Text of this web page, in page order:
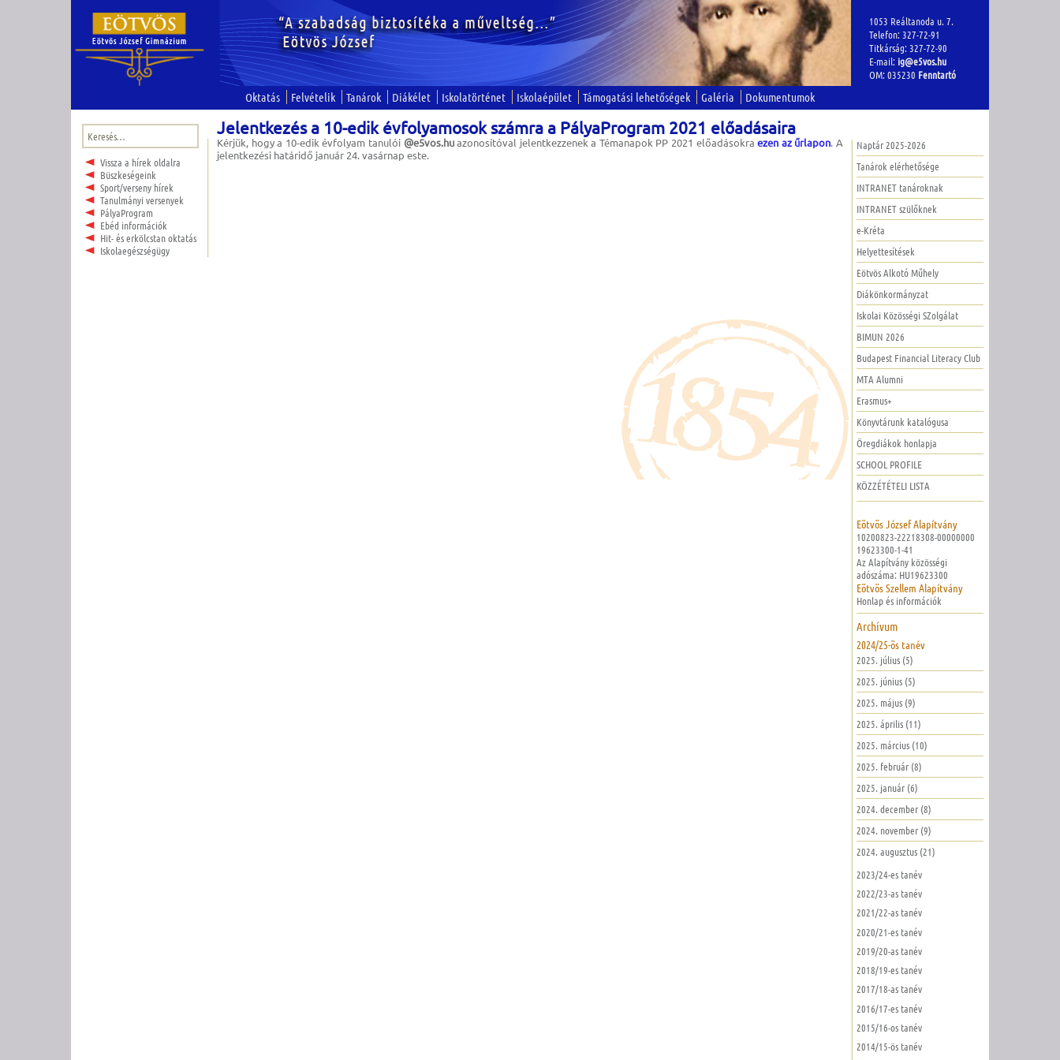
1053 Reáltanoda u. 7.
Telefon: 327-72-91
Titkárság: 327-72-90
E-mail: ig@e5vos.hu
OM: 035230 Fenntartó
Oktatás Felvételik Tanárok Diákélet Iskolatörténet Iskolaépület Támogatási lehetőségek Galéria Dokumentumok
Keresés:
Vissza a hírek oldalra
Büszkeségeink
Sport/verseny hírek
Tanulmányi versenyek
PályaProgram
Ebéd információk
Hit- és erkölcstan oktatás
Iskolaegészségügy
Jelentkezés a 10-edik évfolyamosok számra a PályaProgram 2021 előadásaira
Kérjük, hogy a 10-edik évfolyam tanulói @e5vos.huazonosítóval jelentkezzenek a Témanapok PP 2021 előadásokraezen az űrlapon. A
jelentkezési határidő január 24. vasárnap este.
Naptár 2025-2026
Tanárok elérhetősége
INTRANET tanároknak
INTRANET szülőknek
e-Kréta
Helyettesítések
Eötvös Alkotó Műhely
Diákönkormányzat
Iskolai Közösségi SZolgálat
BIMUN 2026
Budapest Financial Literacy Club
MTA Alumni
Erasmus+
Könyvtárunk katalógusa
Öregdiákok honlapja
SCHOOL PROFILE
KÖZZÉTÉTELI LISTA
Eötvös József Alapítvány
10200823-22218308-00000000
19623300-1-41
Az Alapítvány közösségi
adószáma: HU19623300
Eötvös Szellem Alapítvány
Honlap és információk
Archívum
2024/25-ös tanév
2025. július (5)
2025. június (5)
2025. május (9)
2025. április (11)
2025. március (10)
2025. február (8)
2025. január (6)
2024. december (8)
2024. november (9)
2024. augusztus (21)
2023/24-es tanév
2022/23-as tanév
2021/22-as tanév
2020/21-es tanév
2019/20-as tanév
2018/19-es tanév
2017/18-as tanév
2016/17-es tanév
2015/16-os tanév
2014/15-ös tanév